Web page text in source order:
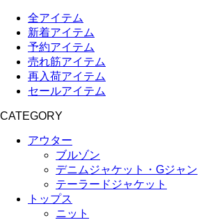
全アイテム
新着アイテム
予約アイテム
売れ筋アイテム
再入荷アイテム
セールアイテム
CATEGORY
アウター
ブルゾン
デニムジャケット・Gジャン
テーラードジャケット
トップス
ニット